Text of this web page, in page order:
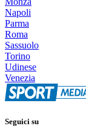
Napoli
Parma
Roma
Sassuolo
Torino
Udinese
Venezia
Seguici su